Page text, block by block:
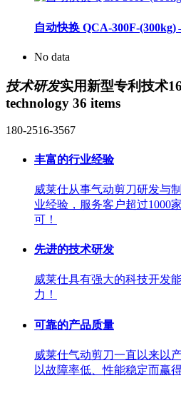
自动快换 QCA-300F-(300kg)
No data
技术研发实用新型专利技术
technology 36 items
180-2516-3567
丰富的行业经验
威莱仕从事气动剪刀研发与
业经验，服务客户超过1000
可！
先进的技术研发
威莱仕具有强大的科技开发
力！
可靠的产品质量
威莱仕气动剪刀一直以来以
以故障率低、性能稳定而赢